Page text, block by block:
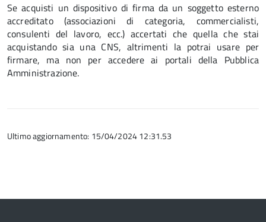
Se acquisti un dispositivo di firma da un soggetto esterno
accreditato (associazioni di categoria, commercialisti,
consulenti del lavoro, ecc.) accertati che quella che stai
acquistando sia una CNS, altrimenti la potrai usare per
firmare, ma non per accedere ai portali della Pubblica
Amministrazione.
Ultimo aggiornamento: 15/04/2024 12:31.53